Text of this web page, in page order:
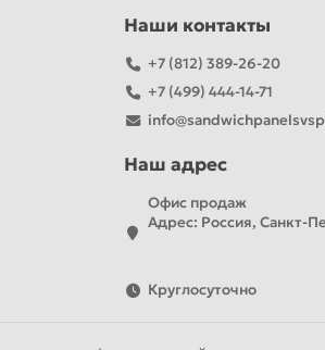
Наши контакты
+7 (812) 389-26-20
+7 (499) 444-14-71
Наш адрес
Офис продаж
Адрес: Россия, Санкт-
Круглосуточно